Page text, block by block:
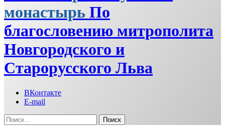
монастырь По
благословению митрополита
Новгородского и
Старорусского Льва
ВКонтакте
E-mail
Найти: